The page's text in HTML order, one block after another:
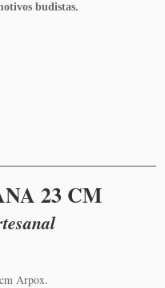
budistas.
23 CM
Arpox.